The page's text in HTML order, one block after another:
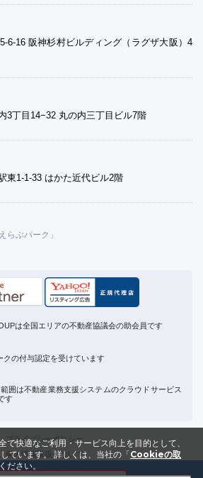
6-16 阪神杉村ビルディング（ラグザ大阪）4
3丁目14−32 丸の内三丁目ビル7階
東1-1-33 はかた近代ビル2階
らぶパーク」
は全国エリアの不動産協議会の助会員です
クの付与認定を受けています
囲は不動産業務支援システムのクラウドサービス
す
プライバシーポリシー
個人情報取扱について
の取り扱いについて
で快適なご利用・サービス向上を目的として、
ています。 詳しくは、当社の「 Cookieの取
ださい。